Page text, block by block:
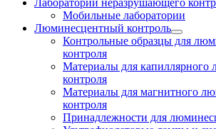
Лаборатории неразрушающего
Мобильные лаборатории
Люминесцентный контроль
Контрольные образцы для
контроля
Материалы для капиллярного
контроля
Материалы для магнитного
контроля
Принадлежности для